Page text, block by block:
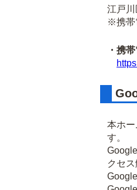
江戸川
※携帯
・携
本ホ
す。
クセ